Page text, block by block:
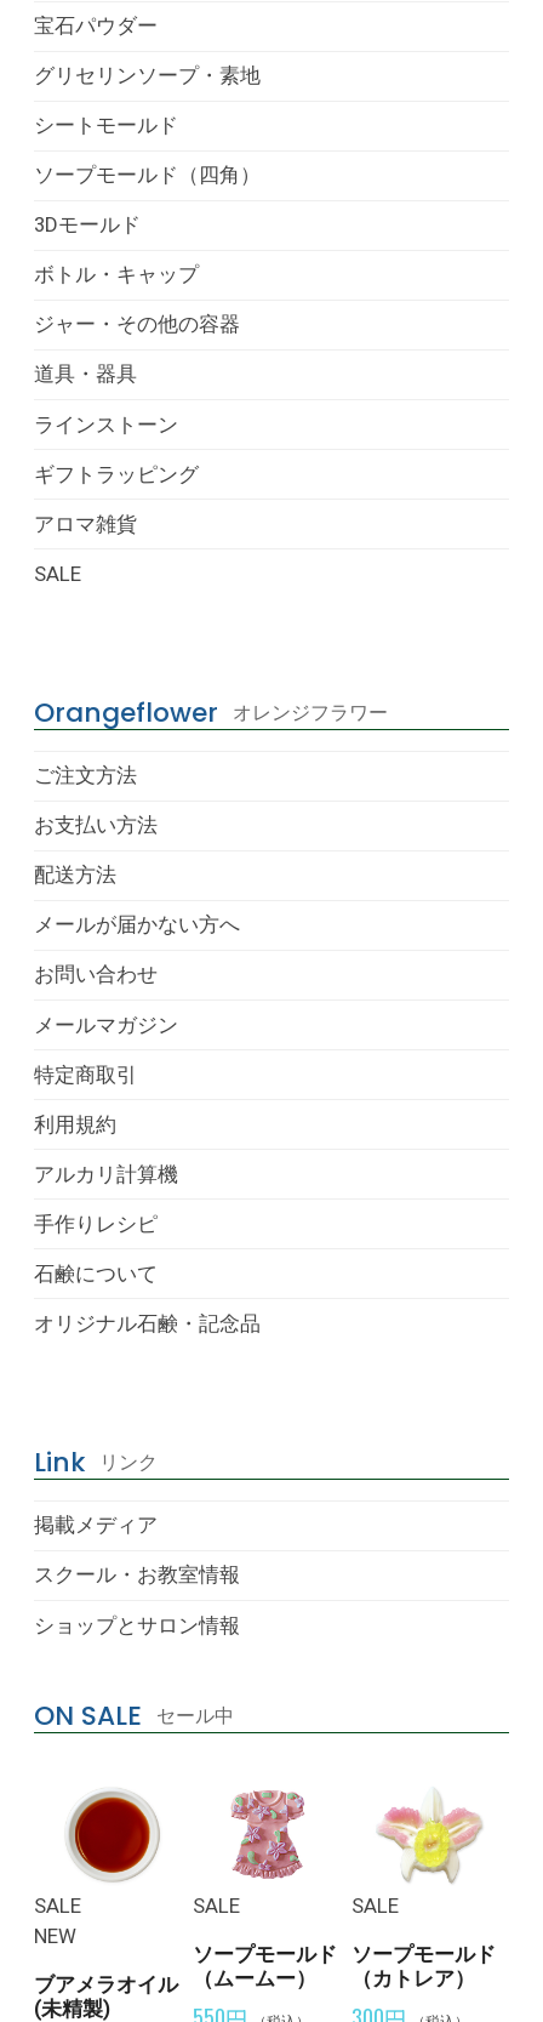
宝石パウダー
グリセリンソープ・素地
シートモールド
ソープモールド（四角）
3Dモールド
ボトル・キャップ
ジャー・その他の容器
道具・器具
ラインストーン
ギフトラッピング
アロマ雑貨
SALE
Orangeflower オレンジフラワー
ご注文方法
お支払い方法
配送方法
メールが届かない方へ
お問い合わせ
メールマガジン
特定商取引
利用規約
アルカリ計算機
手作りレシピ
石鹸について
オリジナル石鹸・記念品
Link リンク
掲載メディア
スクール・お教室情報
ショップとサロン情報
ON SALE セール中
SALE
NEW
ブアメラオイル
(未精製)
SALE
ソープモールド
（ムームー）
SALE
ソープモールド
（カトレア）